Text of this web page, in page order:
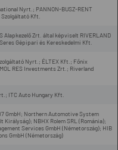
Nyrt.; PANNON-BUSZ-RENT
Kft.
Alapkezelő Zrt. által képviselt RIVERLAND
Gépipari és Kereskedelmi Kft.
Nyrt.; ÉLTEX Kft.; Főnix
RES Investments Zrt.; Riverland
ITC Auto Hungary Kft.
GmbH; Northern Automotive System
Királyság); NBHX Rolem SRL (Románia);
Services GmbH (Németország); HIB
GmbH (Németország)